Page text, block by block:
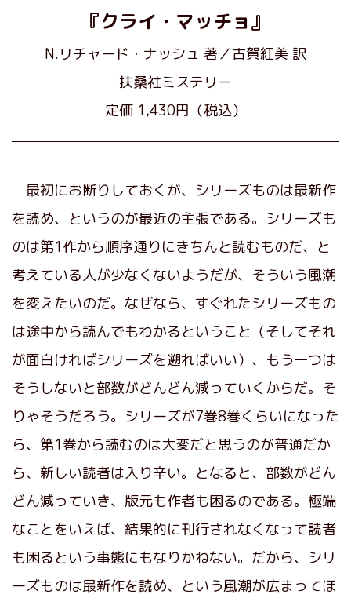
『クライ・マッチョ』
N.リチャード・ナッシュ 著／古賀紅美 訳
扶桑社ミステリー
定価 1,430円（税込）
最初にお断りしておくが、シリーズものは最新作
を読め、というのが最近の主張である。シリーズも
のは第1作から順序通りにきちんと読むものだ、と
考えている人が少なくないようだが、そういう風潮
を変えたいのだ。なぜなら、すぐれたシリーズもの
は途中から読んでもわかるということ（そしてそれ
が面白ければシリーズを遡ればいい）、もう一つは
そうしないと部数がどんどん減っていくからだ。そ
りゃそうだろう。シリーズが7巻8巻くらいになった
ら、第1巻から読むのは大変だと思うのが普通だか
ら、新しい読者は入り辛い。となると、部数がどん
どん減っていき、版元も作者も困るのである。極端
なことをいえば、結果的に刊行されなくなって読者
も困るという事態にもなりかねない。だから、シリ
ーズものは最新作を読め、という風潮が広まってほ